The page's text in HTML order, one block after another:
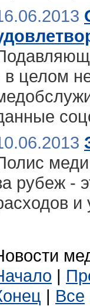
в целом
рубеж -
и
|
| Все